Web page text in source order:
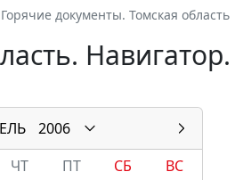
Горячие документы. Томская область
2006
ЧТ ПТ СБ
ВС